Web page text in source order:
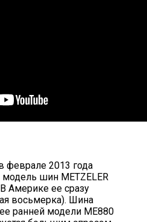
феврале 2013 года
шин METZELER
В Америке ее сразу
восьмерка). Шина
ранней модели ME880